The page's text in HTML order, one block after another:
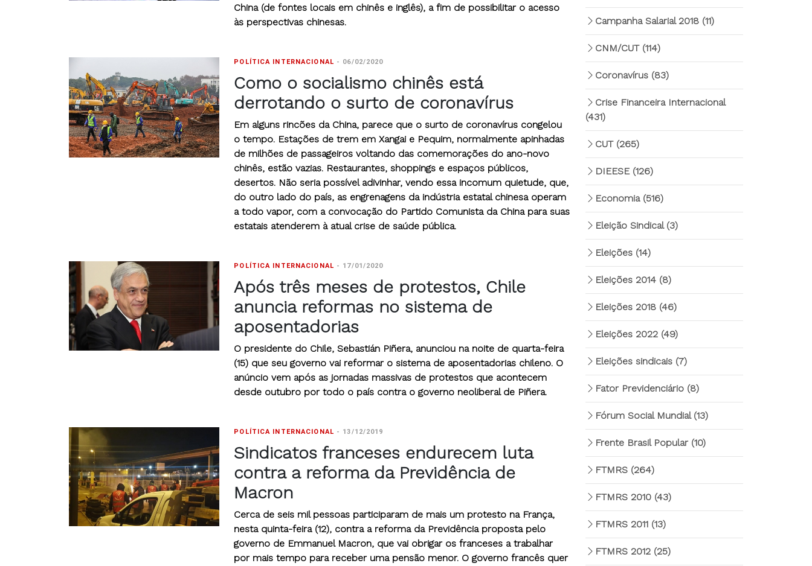
China (de fontes locais em chinês e inglês), a fim de possibilitar o acesso
às perspectivas chinesas.
POLÍTICA INTERNACIONAL - 06/02/2020
Como o socialismo chinês está
derrotando o surto de coronavírus
Em alguns rincões da China, parece que o surto de coronavírus congelou
o tempo. Estações de trem em Xangai e Pequim, normalmente apinhadas
de milhões de passageiros voltando das comemorações do ano-novo
chinês, estão vazias. Restaurantes, shoppings e espaços públicos,
desertos. Não seria possível adivinhar, vendo essa incomum quietude, que,
do outro lado do país, as engrenagens da indústria estatal chinesa operam
a todo vapor, com a convocação do Partido Comunista da China para suas
estatais atenderem à atual crise de saúde pública.
POLÍTICA INTERNACIONAL - 17/01/2020
Após três meses de protestos, Chile
anuncia reformas no sistema de
aposentadorias
O presidente do Chile, Sebastián Piñera, anunciou na noite de quarta-feira
(15) que seu governo vai reformar o sistema de aposentadorias chileno. O
anúncio vem após as jornadas massivas de protestos que acontecem
desde outubro por todo o país contra o governo neoliberal de Piñera.
POLÍTICA INTERNACIONAL - 13/12/2019
Sindicatos franceses endurecem luta
contra a reforma da Previdência de
Macron
Cerca de seis mil pessoas participaram de mais um protesto na França,
nesta quinta-feira (12), contra a reforma da Previdência proposta pelo
governo de Emmanuel Macron, que vai obrigar os franceses a trabalhar
por mais tempo para receber uma pensão menor. O governo francês quer
Campanha Salarial 2018 (11)
CNM/CUT (114)
Coronavírus (83)
Crise Financeira Internacional
(431)
CUT (265)
DIEESE (126)
Economia (516)
Eleição Sindical (3)
Eleições (14)
Eleições 2014 (8)
Eleições 2018 (46)
Eleições 2022 (49)
Eleições sindicais (7)
Fator Previdenciário (8)
Fórum Social Mundial (13)
Frente Brasil Popular (10)
FTMRS (264)
FTMRS 2010 (43)
FTMRS 2011 (13)
FTMRS 2012 (25)